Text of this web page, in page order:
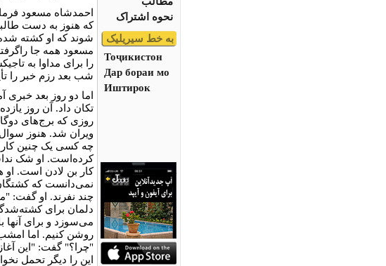
نحوه اشتراک
به خط سیریلیک
Тоҷикистон
Дар бораи мо
Иштирок
احمدشاه مسعود
که هنوز به دست
شوند که او کشته
مسعود همه جا
را برای مداوا به
شب بعد رزم خبر را
اما دو روز بعد خبری
تکان داد. آن روز
روزی که برج‌های
ویران شد. هنوز سوال
چه کسی یک چنین
کرده‌است. او شک
کار بن لادن است. او
نمی‌دانست که
چند نفرند. او گفت:
دلمان برای
می‌سوزد و برای آنها
روشن کنیم. اما
"چرا؟" گفت: "این
این را دیگر تحمل